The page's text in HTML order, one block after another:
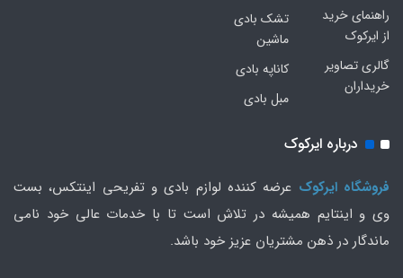
راهنمای خرید
از ایرکوک
گالری تصاویر
خریداران
تشک بادی
ماشین
کاناپه بادی
مبل بادی
درباره ایرکوک
فروشگاه ایرکوک عرضه کننده لوازم بادی و تفریحی اینتکس، بست
وی و اینتایم همیشه در تلاش است تا با خدمات عالی خود نامی
ماندگار در ذهن مشتریان عزیز خود باشد.